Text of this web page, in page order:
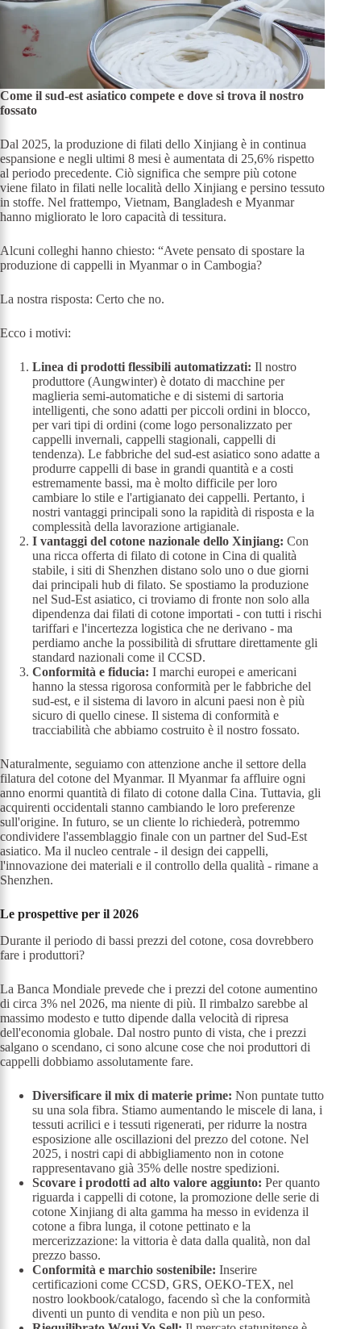
Come il sud-est asiatico compete e dove si trova il nostro
fossato
Dal 2025, la produzione di filati dello Xinjiang è in continua
espansione e negli ultimi 8 mesi è aumentata di 25,6% rispetto
al periodo precedente. Ciò significa che sempre più cotone
viene filato in filati nelle località dello Xinjiang e persino tessuto
in stoffe. Nel frattempo, Vietnam, Bangladesh e Myanmar
hanno migliorato le loro capacità di tessitura.
Alcuni colleghi hanno chiesto: “Avete pensato di spostare la
produzione di cappelli in Myanmar o in Cambogia?
La nostra risposta: Certo che no.
Ecco i motivi:
Linea di prodotti flessibili automatizzati: Il nostro
produttore (Aungwinter) è dotato di macchine per
maglieria semi-automatiche e di sistemi di sartoria
intelligenti, che sono adatti per piccoli ordini in blocco,
per vari tipi di ordini (come logo personalizzato per
cappelli invernali, cappelli stagionali, cappelli di
tendenza). Le fabbriche del sud-est asiatico sono adatte a
produrre cappelli di base in grandi quantità e a costi
estremamente bassi, ma è molto difficile per loro
cambiare lo stile e l'artigianato dei cappelli. Pertanto, i
nostri vantaggi principali sono la rapidità di risposta e la
complessità della lavorazione artigianale.
I vantaggi del cotone nazionale dello Xinjiang: Con
una ricca offerta di filato di cotone in Cina di qualità
stabile, i siti di Shenzhen distano solo uno o due giorni
dai principali hub di filato. Se spostiamo la produzione
nel Sud-Est asiatico, ci troviamo di fronte non solo alla
dipendenza dai filati di cotone importati - con tutti i rischi
tariffari e l'incertezza logistica che ne derivano - ma
perdiamo anche la possibilità di sfruttare direttamente gli
standard nazionali come il CCSD.
Conformità e fiducia: I marchi europei e americani
hanno la stessa rigorosa conformità per le fabbriche del
sud-est, e il sistema di lavoro in alcuni paesi non è più
sicuro di quello cinese. Il sistema di conformità e
tracciabilità che abbiamo costruito è il nostro fossato.
Naturalmente, seguiamo con attenzione anche il settore della
filatura del cotone del Myanmar. Il Myanmar fa affluire ogni
anno enormi quantità di filato di cotone dalla Cina. Tuttavia, gli
acquirenti occidentali stanno cambiando le loro preferenze
sull'origine. In futuro, se un cliente lo richiederà, potremmo
condividere l'assemblaggio finale con un partner del Sud-Est
asiatico. Ma il nucleo centrale - il design dei cappelli,
l'innovazione dei materiali e il controllo della qualità - rimane a
Shenzhen.
Le prospettive per il 2026
Durante il periodo di bassi prezzi del cotone, cosa dovrebbero
fare i produttori?
La Banca Mondiale prevede che i prezzi del cotone aumentino
di circa 3% nel 2026, ma niente di più. Il rimbalzo sarebbe al
massimo modesto e tutto dipende dalla velocità di ripresa
dell'economia globale. Dal nostro punto di vista, che i prezzi
salgano o scendano, ci sono alcune cose che noi produttori di
cappelli dobbiamo assolutamente fare.
Diversificare il mix di materie prime: Non puntate tutto
su una sola fibra. Stiamo aumentando le miscele di lana, i
tessuti acrilici e i tessuti rigenerati, per ridurre la nostra
esposizione alle oscillazioni del prezzo del cotone. Nel
2025, i nostri capi di abbigliamento non in cotone
rappresentavano già 35% delle nostre spedizioni.
Scovare i prodotti ad alto valore aggiunto: Per quanto
riguarda i cappelli di cotone, la promozione delle serie di
cotone Xinjiang di alta gamma ha messo in evidenza il
cotone a fibra lunga, il cotone pettinato e la
mercerizzazione: la vittoria è data dalla qualità, non dal
prezzo basso.
Conformità e marchio sostenibile: Inserire
certificazioni come CCSD, GRS, OEKO-TEX, nel
nostro lookbook/catalogo, facendo sì che la conformità
diventi un punto di vendita e non più un peso.